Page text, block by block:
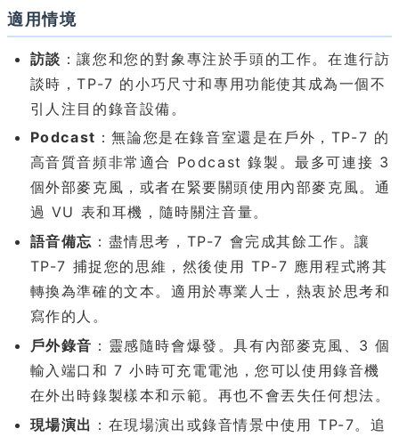
適用情境
訪談 ：讓您和您的對象專注於手頭的工作。在進行訪
談時，TP-7 的小巧尺寸和專用功能使其成為一個不
引人注目的錄音設備。
Podcast ：無論您是在錄音室還是在戶外，TP-7 的
高音質音頻非常適合 Podcast 錄製。最多可連接 3
個外部麥克風，或者在緊要關頭使用內部麥克風。通
過 VU 表和耳機，隨時關注音量。
語音備忘 ：盡情思考，TP-7 會完成其餘工作。讓
TP-7 捕捉您的思維，然後使用 TP-7 應用程式將其
轉換為準確的文本。適用於專業人士，熱衷於思考和
寫作的人。
戶外錄音 ：靈感隨時會爆發。具有內部麥克風、3 個
輸入端口和 7 小時可充電電池，您可以使用錄音機
在外出時錄製樣本和示範。再也不會丟失任何想法。
現場演出 ：在現場演出或錄音情景中使用 TP-7。追